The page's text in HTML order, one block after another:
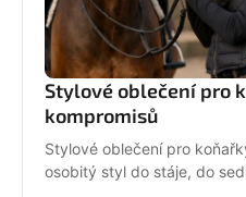
Stylové oblečení pro
kompromisů
Stylové oblečení pro
osobitý styl do stáje, do